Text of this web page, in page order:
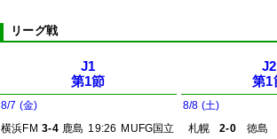
リーグ戦
J1
第1節
8/7 (金)
横浜FM 3-4 鹿島 19:26 MUFG国立
J2
第1
8/8 (土)
札幌
2-0
徳島